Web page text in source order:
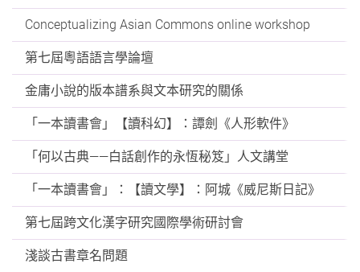
Conceptualizing Asian Commons online workshop
第七屆粵語語言學論壇
金庸小說的版本譜系與文本研究的關係
「一本讀書會」【讀科幻】：譚劍《人形軟件》
「何以古典——白話創作的永恆秘笈」人文講堂
「一本讀書會」：【讀文學】：阿城《威尼斯日記》
第七屆跨文化漢字研究國際學術研討會
淺談古書章名問題